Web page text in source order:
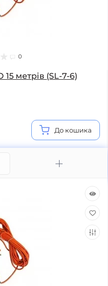
0
метрів (SL-7-6)
До кошика